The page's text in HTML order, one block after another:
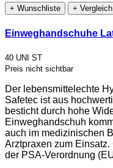
+ Wunschliste + Vergleich
Einweghandschuhe
40 UNI ST
Preis nicht sichtbar
Der lebensmittelechte
Safetec ist aus
besticht durch hohe
Einweghandschuh
auch im medizinischen
Arztpraxen zum
der PSA-Verordnung